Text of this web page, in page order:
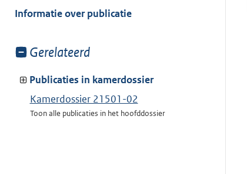
van:
Informatie over publicatie
Toon
van:
Gerelateerd
Publicaties in kamerdossier
Kamerdossier 21501-02
Toon alle publicaties in het hoofddossier